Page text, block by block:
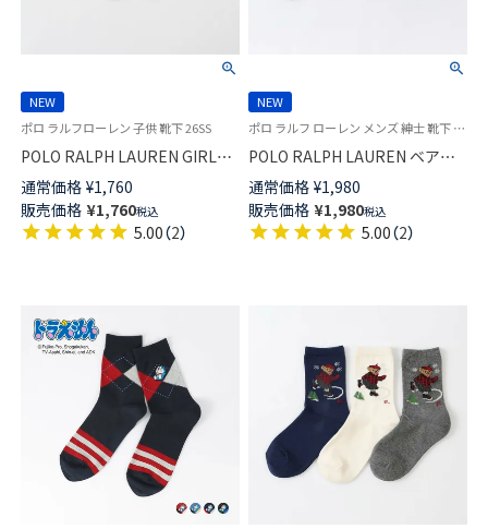
NEW
ポロ ラルフローレン 子供 靴下 26SS
POLO RALPH LAUREN GIRLS
ブルーベリー BEAR ポロベア キ
ッズ ソックス 04803754
通常価格 ¥1,760
販売価格 ¥1,760税込
5.00（2）
NEW
ポロ ラルフ ローレン メンズ 紳士 靴下 26SS
POLO RALPH LAUREN ベア刺
繍 ポロベア オーガニックコッ
トン混 足底鹿の子編み スニー
カー丈 ソックス【25-27cm】
【27-29cm】 02022333
通常価格 ¥1,980
販売価格 ¥1,980税込
5.00（2）